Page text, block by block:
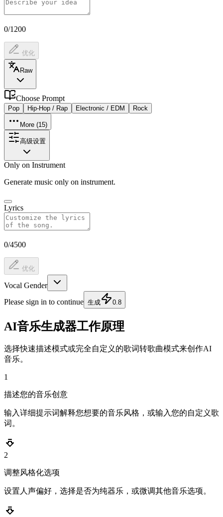
0/1200
优化
Raw
Choose Prompt
Pop Hip-Hop / Rap Electronic / EDM Rock
More (15)
高级设置
Only on Instrument
Generate music only on instrument.
Lyrics
0/4500
优化
Vocal Gender
Please sign in to continue 生成 0.8
AI音乐生成器工作原理
选择快速描述模式或完全自定义的歌词转歌曲模式来创作AI
音乐。
1
描述您的音乐创意
输入详细提示词解释您想要的音乐风格，或输入您的自定义歌
词。
2
调整风格化选项
设置人声偏好，选择是否为纯器乐，或微调其他音乐选项。